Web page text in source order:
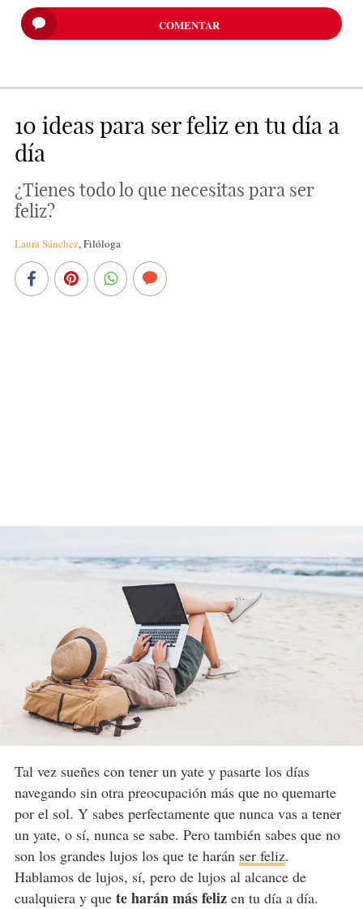
COMENTAR
10 ideas para ser feliz en tu día a
día
¿Tienes todo lo que necesitas para ser
feliz?
Laura Sánchez, Filóloga
Tal vez sueñes con tener un yate y pasarte los días
navegando sin otra preocupación más que no quemarte
por el sol. Y sabes perfectamente que nunca vas a tener
un yate, o sí, nunca se sabe. Pero también sabes que no
son los grandes lujos los que te harán ser feliz.
Hablamos de lujos, sí, pero de lujos al alcance de
cualquiera y que te harán más felizen tu día a día.